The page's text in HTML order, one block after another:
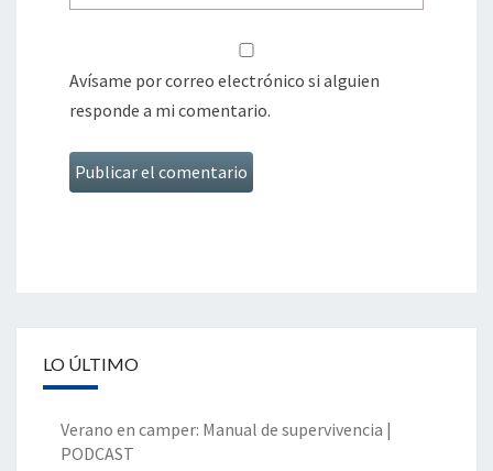
Avísame por correo electrónico si alguien
responde a mi comentario.
LO ÚLTIMO
Verano en camper: Manual de supervivencia |
PODCAST